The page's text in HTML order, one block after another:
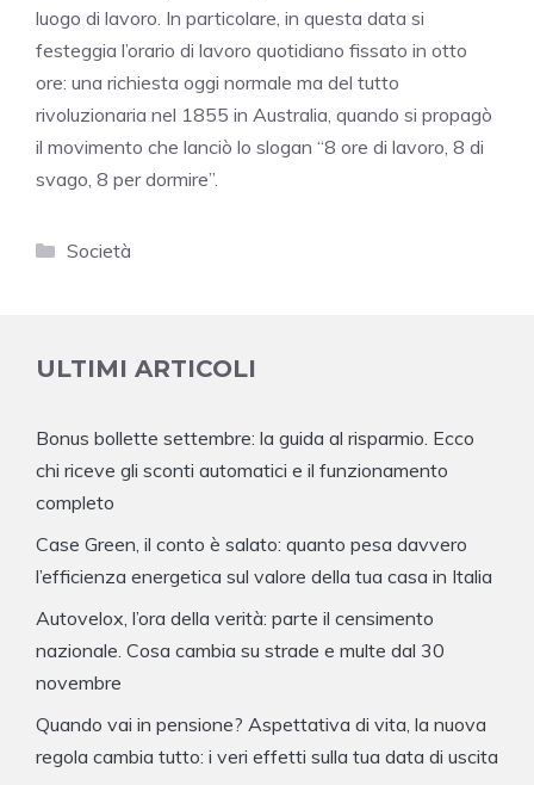
luogo di lavoro. In particolare, in questa data si
festeggia l’orario di lavoro quotidiano fissato in otto
ore: una richiesta oggi normale ma del tutto
rivoluzionaria nel 1855 in Australia, quando si propagò
il movimento che lanciò lo slogan “8 ore di lavoro, 8 di
svago, 8 per dormire”.
Categorie
Società
ULTIMI ARTICOLI
Bonus bollette settembre: la guida al risparmio. Ecco
chi riceve gli sconti automatici e il funzionamento
completo
Case Green, il conto è salato: quanto pesa davvero
l’efficienza energetica sul valore della tua casa in Italia
Autovelox, l’ora della verità: parte il censimento
nazionale. Cosa cambia su strade e multe dal 30
novembre
Quando vai in pensione? Aspettativa di vita, la nuova
regola cambia tutto: i veri effetti sulla tua data di uscita